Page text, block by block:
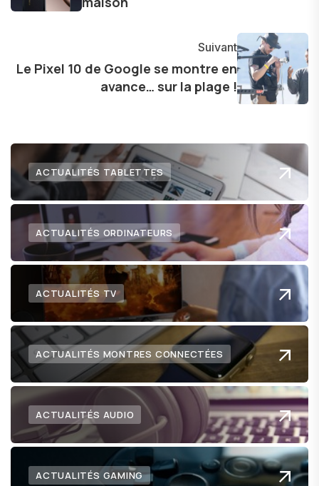
avec enthousiasme mes découvertes avec la
l'exploration constante des frontières de la
technologie me permet de présenter aux
lecteurs un aperçu captivant de ce que le futur
Suivant
Le Pixel 10 de Google se montre en
avance… sur la plage !
ACTUALITÉS TABLETTES
ACTUALITÉS ORDINATEURS
ACTUALITÉS TV
ACTUALITÉS MONTRES CONNECTÉES
ACTUALITÉS AUDIO
ACTUALITÉS GAMING